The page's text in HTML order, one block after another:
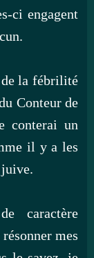
ci engagent
la fébrilité
Conteur de
conterai un
il y a les
caractère
mes